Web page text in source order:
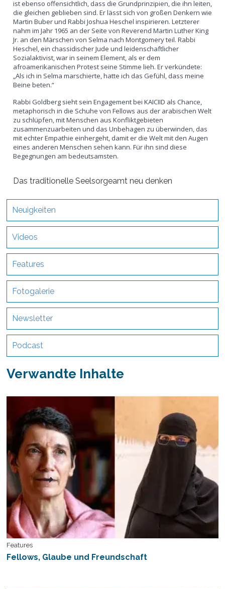
ist ebenso offensichtlich, dass die Grundprinzipien, die ihn leiten,
die gleichen geblieben sind. Er lässt sich von großen Denkern wie
Martin Buber und Rabbi Joshua Heschel inspirieren. Letzterer
nahm im Jahr 1965 an der Seite von Reverend Martin Luther King
Jr. an den Märschen von Selma nach Montgomery teil. Rabbi
Heschel, ein chassidischer Jude und leidenschaftlicher
Sozialaktivist, war in seinem Element, als er dem
afroamerikanischen Protest seine Stimme lieh. Er verkündete:
„Als ich in Selma marschierte, hatte ich das Gefühl, dass meine
Beine beten.“
Rabbi Goldberg sieht sein Engagement bei KAICIID als Chance,
metaphorisch in die Schuhe von Fellows aus der arabischen Welt
zu schlüpfen, mit Menschen aus Konfliktgebieten
zusammenzuarbeiten und das Unbehagen zu überwinden, das
mit echter Empathie einhergeht, damit er die Welt mit den Augen
eines anderen Menschen sehen kann. Für ihn sind diese
Begegnungen am bedeutsamsten.
Das traditionelle Seelsorgeamt neu denken
Neuigkeiten
Videos
Features
Fotogalerie
Newsletter
Podcast
Verwandte Inhalte
Features
Fellows, Glaube und Freundschaft